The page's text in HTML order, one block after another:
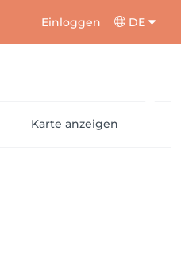
Einloggen DE
Karte anzeigen